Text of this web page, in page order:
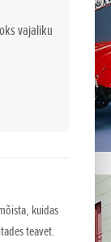
vajaliku
kuidas
teavet.